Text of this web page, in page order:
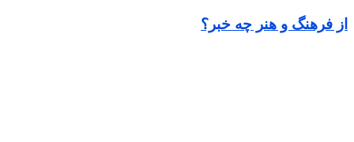
از فرهنگ و هنر چه خبر؟